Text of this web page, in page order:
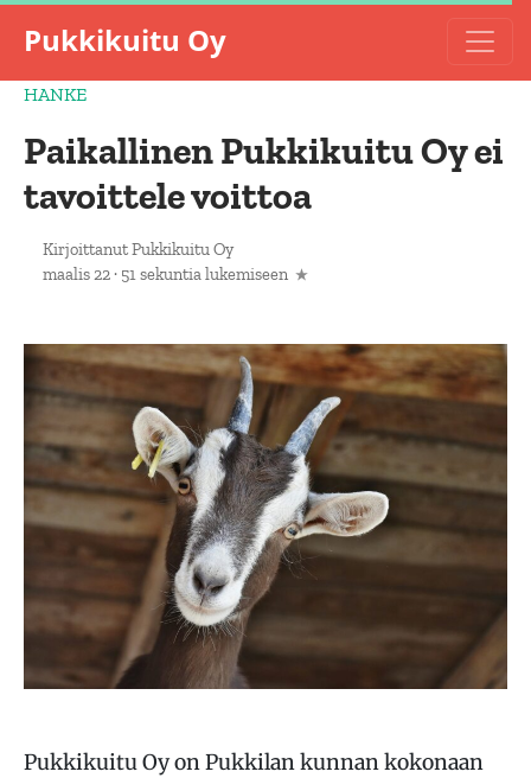
Pukkikuitu Oy
HANKE
Paikallinen Pukkikuitu Oy ei
tavoittele voittoa
KirjoittanutPukkikuitu Oy
maalis 22· 51 sekuntia lukemiseen
Pukkikuitu Oy on Pukkilan kunnan kokonaan